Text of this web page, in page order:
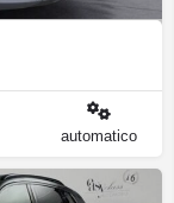
automatico